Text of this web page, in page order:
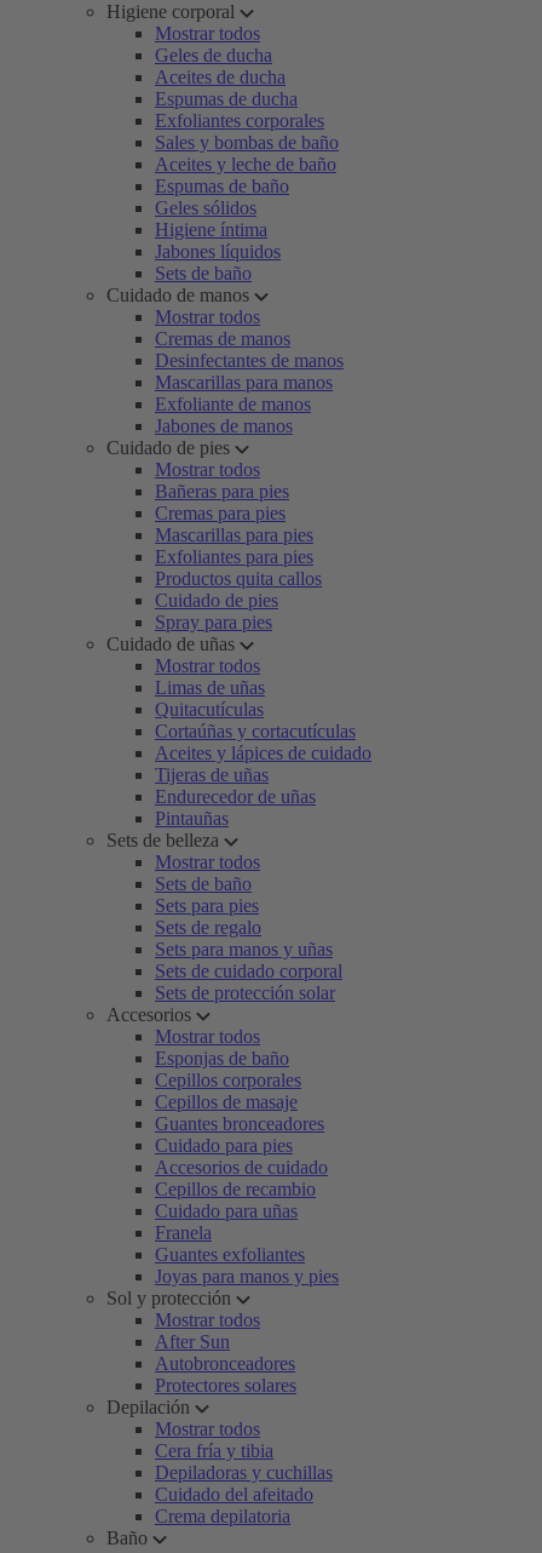
Higiene corporal
Mostrar todos
Geles de ducha
Aceites de ducha
Espumas de ducha
Exfoliantes corporales
Sales y bombas de baño
Aceites y leche de baño
Espumas de baño
Geles sólidos
Higiene íntima
Jabones líquidos
Sets de baño
Cuidado de manos
Mostrar todos
Cremas de manos
Desinfectantes de manos
Mascarillas para manos
Exfoliante de manos
Jabones de manos
Cuidado de pies
Mostrar todos
Bañeras para pies
Cremas para pies
Mascarillas para pies
Exfoliantes para pies
Productos quita callos
Cuidado de pies
Spray para pies
Cuidado de uñas
Mostrar todos
Limas de uñas
Quitacutículas
Cortaúñas y cortacutículas
Aceites y lápices de cuidado
Tijeras de uñas
Endurecedor de uñas
Pintauñas
Sets de belleza
Mostrar todos
Sets de baño
Sets para pies
Sets de regalo
Sets para manos y uñas
Sets de cuidado corporal
Sets de protección solar
Accesorios
Mostrar todos
Esponjas de baño
Cepillos corporales
Cepillos de masaje
Guantes bronceadores
Cuidado para pies
Accesorios de cuidado
Cepillos de recambio
Cuidado para uñas
Franela
Guantes exfoliantes
Joyas para manos y pies
Sol y protección
Mostrar todos
After Sun
Autobronceadores
Protectores solares
Depilación
Mostrar todos
Cera fría y tibia
Depiladoras y cuchillas
Cuidado del afeitado
Crema depilatoria
Baño